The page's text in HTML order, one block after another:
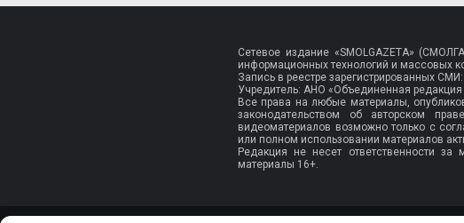
Сетевое издание «SMOLGAZETA»
информационных технологий и массовых
Запись в реестре зарегистрированных
Учредитель: АНО «Объединенная
Все права на любые материалы,
законодательством об авторском
видеоматериалов возможно только с
или полном использовании материалов
Редакция не несет ответственности
материалы 16+.